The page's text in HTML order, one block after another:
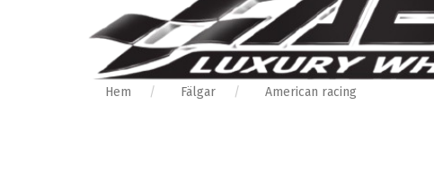
Hem Fälgar American racing